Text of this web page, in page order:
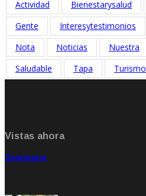
Actividad Bienestarysalud
Gente
Interesytestimonios
Nota
Noticias Nuestra
Saludable
Tapa Turismo
Vistas ahora
Seminario